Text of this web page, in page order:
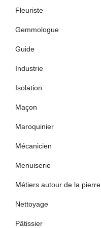
Fleuriste
Gemmologue
Guide
Industrie
Isolation
Maçon
Maroquinier
Mécanicien
Menuiserie
Métiers autour de la pierre
Nettoyage
Pâtissier